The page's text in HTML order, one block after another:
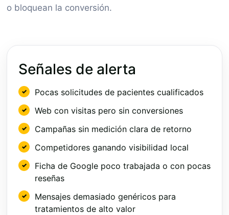
o bloquean la conversión.
Señales de alerta
Pocas solicitudes de pacientes cualificados
Web con visitas pero sin conversiones
Campañas sin medición clara de retorno
Competidores ganando visibilidad local
Ficha de Google poco trabajada o con pocas
reseñas
Mensajes demasiado genéricos para
tratamientos de alto valor